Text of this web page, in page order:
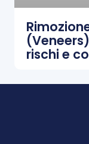
rischi e